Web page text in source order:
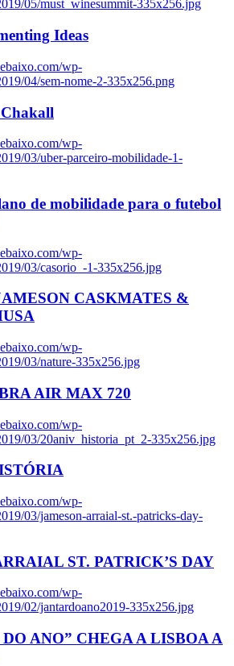
05/must_winesummit-335x256.jpg
Ideas
wp-
04/sem-nome-2-335x256.png
wp-
03/uber-parceiro-mobilidade-1-
de mobilidade para o futebol
wp-
03/casorio_-1-335x256.jpg
CASKMATES &
wp-
03/nature-335x256.jpg
AIR MAX 720
wp-
03/20aniv_historia_pt_2-335x256.jpg
wp-
03/jameson-arraial-st.-patricks-day-
ST. PATRICK’S DAY
wp-
02/jantardoano2019-335x256.jpg
ANO” CHEGA A LISBOA A